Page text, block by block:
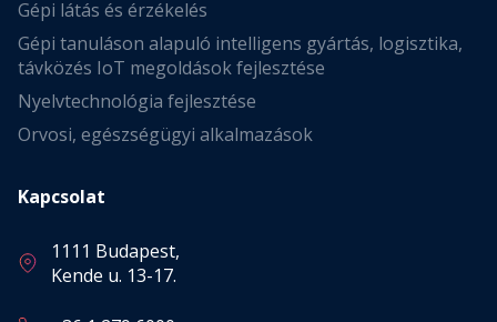
Gépi látás és érzékelés
Gépi tanuláson alapuló intelligens gyártás, logisztika,
távközés IoT megoldások fejlesztése
Nyelvtechnológia fejlesztése
Orvosi, egészségügyi alkalmazások
Kapcsolat
1111 Budapest,
Kende u. 13-17.